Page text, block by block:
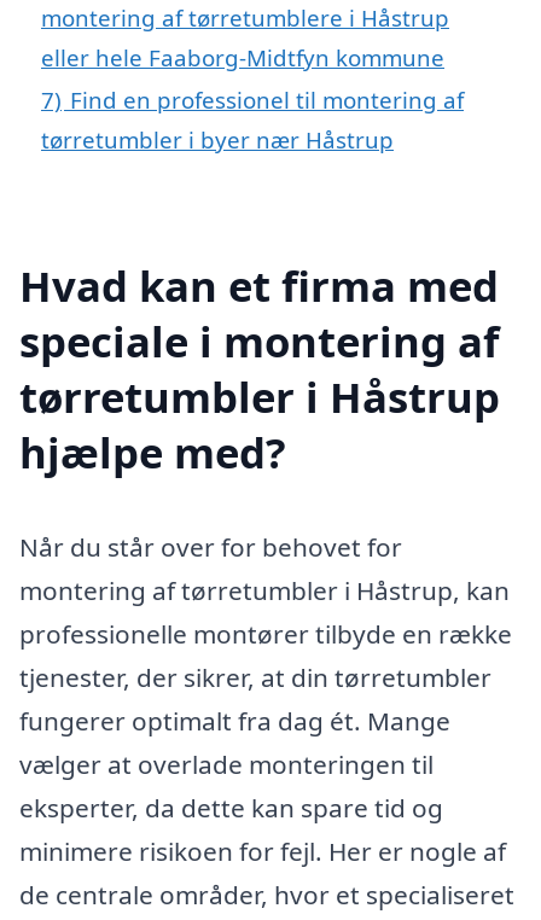
montering af tørretumblere i Håstrup
eller hele Faaborg-Midtfyn kommune
7) Find en professionel til montering af
tørretumbler i byer nær Håstrup
Hvad kan et firma med
speciale i montering af
tørretumbler i Håstrup
hjælpe med?
Når du står over for behovet for
montering af tørretumbler i Håstrup, kan
professionelle montører tilbyde en række
tjenester, der sikrer, at din tørretumbler
fungerer optimalt fra dag ét. Mange
vælger at overlade monteringen til
eksperter, da dette kan spare tid og
minimere risikoen for fejl. Her er nogle af
de centrale områder, hvor et specialiseret